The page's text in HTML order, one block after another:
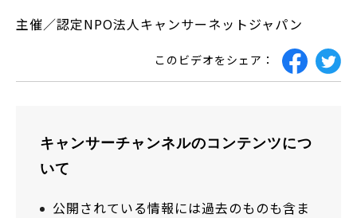
主催／認定NPO法人キャンサーネットジャパン
このビデオをシェア：
キャンサーチャンネルのコンテンツにつ
いて
公開されている情報には過去のものも含ま